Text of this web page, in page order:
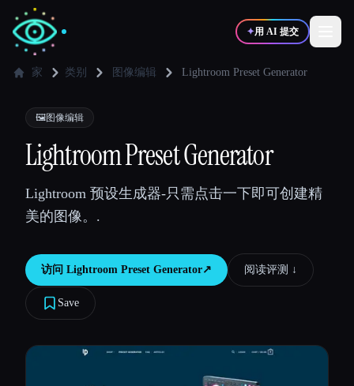
✦用 AI 提交
✍️写作者
💻开发者 📈
🎓学生
博客
比较工具
家 类别 图像编辑 Lightroom Preset Generator
🖼️图像编辑
Lightroom Preset Generator
Lightroom 预设生成器-只需点击一下即可创建精
美的图像。.
访问 Lightroom Preset Generator↗︎ 阅读评测 ↓︎
Save